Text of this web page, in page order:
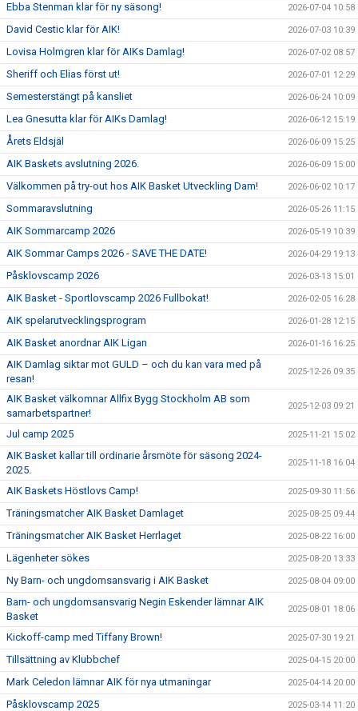
Ebba Stenman klar för ny säsong! 2026-07-04 10:58
David Cestic klar för AIK! 2026-07-03 10:39
Lovisa Holmgren klar för AIKs Damlag! 2026-07-02 08:57
Sheriff och Elias först ut! 2026-07-01 12:29
Semesterstängt på kansliet 2026-06-24 10:09
Lea Gnesutta klar för AIKs Damlag! 2026-06-12 15:19
Årets Eldsjäl 2026-06-09 15:25
AIK Baskets avslutning 2026. 2026-06-09 15:00
Välkommen på try-out hos AIK Basket Utveckling Dam! 2026-06-02 10:17
Sommaravslutning 2026-05-26 11:15
AIK Sommarcamp 2026 2026-05-19 10:39
AIK Sommar Camps 2026 - SAVE THE DATE! 2026-04-29 19:13
Påsklovscamp 2026 2026-03-13 15:01
AIK Basket - Sportlovscamp 2026 Fullbokat! 2026-02-05 16:28
AIK spelarutvecklingsprogram 2026-01-28 12:15
AIK Basket anordnar AIK Ligan 2026-01-16 16:25
AIK Damlag siktar mot GULD – och du kan vara med på
resan!
2025-12-26 09:35
AIK Basket välkomnar Allfix Bygg Stockholm AB som
samarbetspartner!
2025-12-03 09:21
Jul camp 2025 2025-11-21 15:02
AIK Basket kallar till ordinarie årsmöte för säsong 2024-
2025.
2025-11-18 16:04
AIK Baskets Höstlovs Camp! 2025-09-30 11:56
Träningsmatcher AIK Basket Damlaget 2025-08-25 09:44
Träningsmatcher AIK Basket Herrlaget 2025-08-22 16:00
Lägenheter sökes 2025-08-20 13:33
Ny Barn- och ungdomsansvarig i AIK Basket 2025-08-04 09:00
Barn- och ungdomsansvarig Negin Eskender lämnar AIK
Basket
2025-08-01 18:06
Kickoff-camp med Tiffany Brown! 2025-07-30 19:21
Tillsättning av Klubbchef 2025-04-15 20:00
Mark Celedon lämnar AIK för nya utmaningar 2025-04-14 20:00
Påsklovscamp 2025 2025-03-14 11:20